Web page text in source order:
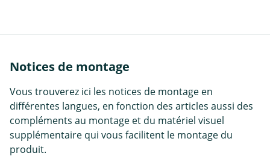
Notices de montage
Vous trouverez ici les notices de montage en
différentes langues, en fonction des articles aussi des
compléments au montage et du matériel visuel
supplémentaire qui vous facilitent le montage du
produit.